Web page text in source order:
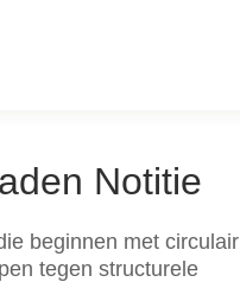
Notitie
beginnen met circulair
tegen structurele